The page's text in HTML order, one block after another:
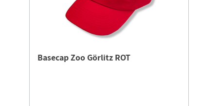
Basecap Zoo Görlitz ROT